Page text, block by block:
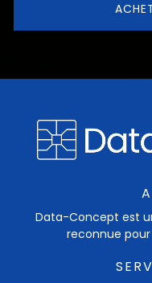
Data-Concept est
reconnue